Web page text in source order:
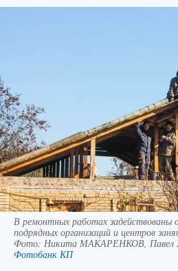
В ремонтных работах задействованы
подрядных организаций и центров
Фото: Никита МАКАРЕНКОВ,
Фотобанк КП